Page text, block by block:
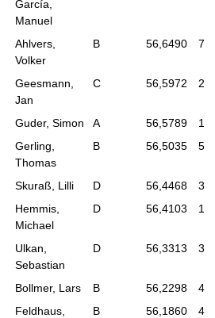
García,
Manuel
Ahlvers,
Volker
B 56,6490 7
Geesmann,
Jan
C 56,5972 2
Guder, Simon A 56,5789 1
Gerling,
Thomas
B 56,5035 5
Skuraß, Lilli D 56,4468 3
Hemmis,
Michael
D 56,4103 1
Ulkan,
Sebastian
D 56,3313 3
Bollmer, Lars B 56,2298 4
Feldhaus,
B 56,1860 4